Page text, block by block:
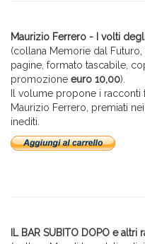
Maurizio Ferrero - I volti
(collana Memorie dal
pagine, formato tascabile,
promozione euro 10,00).
Il volume propone i racconti
Maurizio Ferrero, premiati
inediti.
IL BAR SUBITO DOPO e